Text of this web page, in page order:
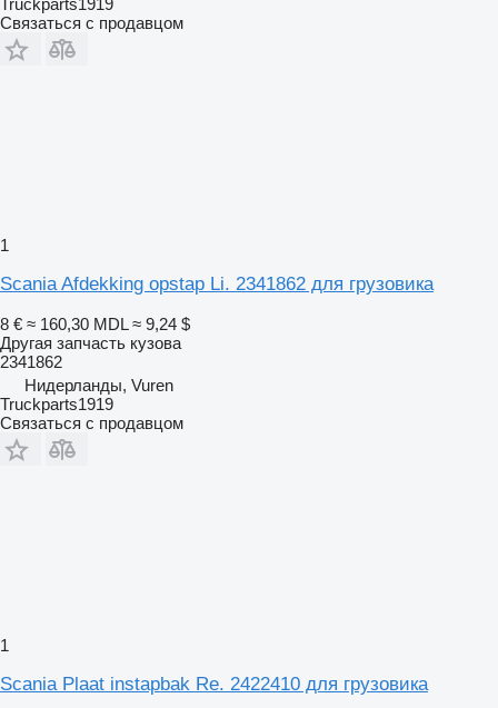
Связаться с продавцом
1
Scania Afdekking opstap Li. 2341862 для грузовика
8 € ≈ 160,30 MDL ≈ 9,24 $
Другая запчасть кузова
2341862
Нидерланды, Vuren
Truckparts1919
Связаться с продавцом
1
Scania Plaat instapbak Re. 2422410 для грузовика